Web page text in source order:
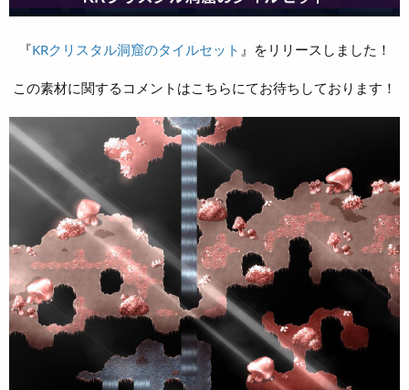
『KRクリスタル洞窟のタイルセット 』をリリースしました！
この素材に関するコメントはこちらにてお待ちしております！